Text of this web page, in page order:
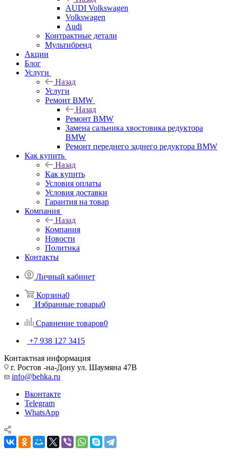
AUDI Volkswagen
Volkswagen
Audi
Контрактные детали
Мультибренд
Акции
Блог
Услуги
Назад
Услуги
Ремонт BMW
Назад
Ремонт BMW
Замена сальника хвостовика редуктора
BMW
Ремонт переднего заднего редуктора BMW
Как купить
Назад
Как купить
Условия оплаты
Условия доставки
Гарантия на товар
Компания
Назад
Компания
Новости
Политика
Контакты
Личный кабинет
Корзина0
Избранные товары0
Сравнение товаров0
+7 938 127 3415
Контактная информация
г. Ростов -на-Дону ул. Шаумяна 47В
info@behka.ru
Вконтакте
Telegram
WhatsApp